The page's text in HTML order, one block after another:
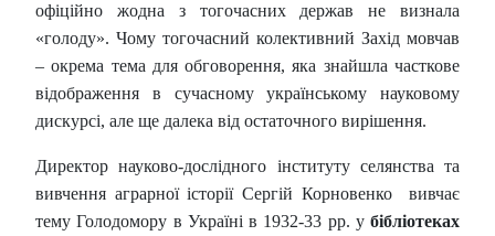
офіційно жодна з тогочасних держав не визнала
«голоду». Чому тогочасний колективний Захід мовчав
– окрема тема для обговорення, яка знайшла часткове
відображення в сучасному українському науковому
дискурсі, але ще далека від остаточного вирішення.
Директор науково-дослідного інституту селянства та
вивчення аграрної історії Сергій Корновенко вивчає
тему Голодомору в Україні в 1932-33 рр. у бібліотеках